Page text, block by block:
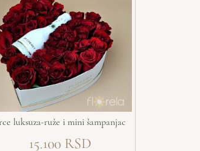
luksuza-ruže i mini šampanjac
15.100